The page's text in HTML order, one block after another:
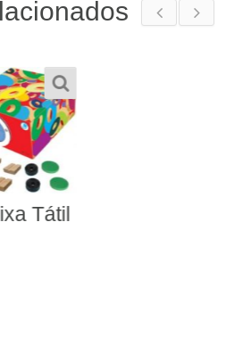
482- Alfabeto Braille